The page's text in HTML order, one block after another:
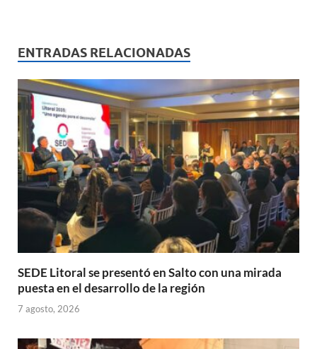
s
A
p
p
b
o
o
k
p
ar
ti
r
ENTRADAS RELACIONADAS
SEDE Litoral se presentó en Salto con una mirada
puesta en el desarrollo de la región
7 agosto, 2026